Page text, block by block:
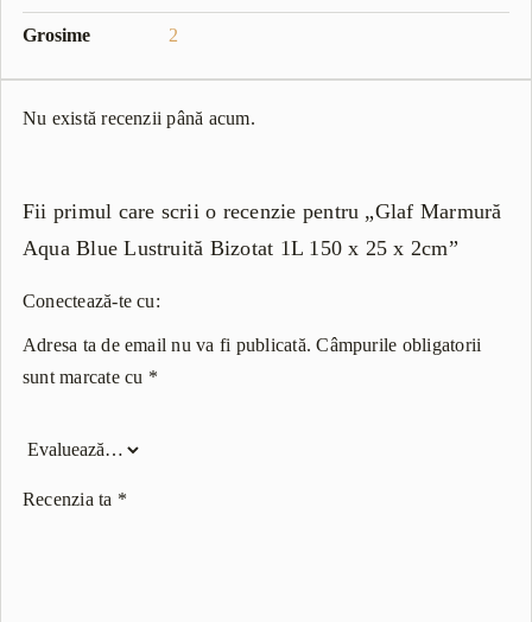
Grosime 2
Nu există recenzii până acum.
Fii primul care scrii o recenzie pentru „Glaf Marmură
Aqua Blue Lustruită Bizotat 1L 150 x 25 x 2cm”
Conectează-te cu:
Adresa ta de email nu va fi publicată. Câmpurile obligatorii
sunt marcate cu *
Recenzia ta *